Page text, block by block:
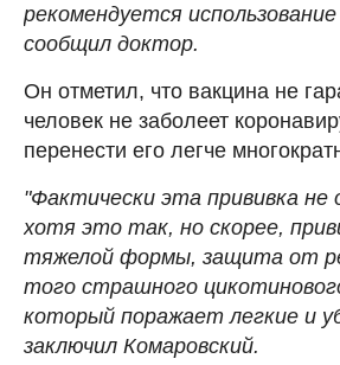
рекомендуется
сообщил доктор.
Он отметил, что вакцина не
человек не заболеет
перенести его легче
"Фактически эта прививка не
хотя это так, но скорее,
тяжелой формы, защита от
того страшного
который поражает легкие и
заключил Комаровский.